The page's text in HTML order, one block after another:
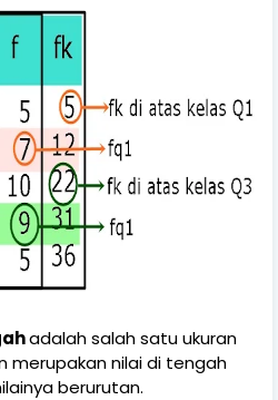
adalah salah satu ukuran
merupakan nilai di tengah
berurutan.